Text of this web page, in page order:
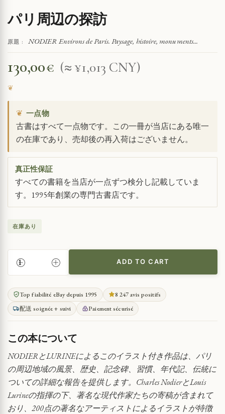
パリ周辺の探訪
原題 : NODIER Environs de Paris. Paysage, histoire, monuments...
130,00€ (≈ ¥1,013 CNY)
❦ 一点物
古書はすべて一点物です。この一冊が当店にある唯一
の在庫であり、売却後の再入荷はございません。
真正性保証
すべての書籍を当店が一点ずつ検分し記載していま
す。1995年創業の専門古書店です。
在庫あり
リ
周
辺
の
探
QUANTITY
ADD TO CART
Top fiabilité eBay depuis 1995
8 247 avis positifs
配送 soignée + suivi
Paiement sécurisé
この本について
NODIERとLURINEによるこのイラスト付き作品は、パリ
の周辺地域の風景、歴史、記念碑、習慣、年代記、伝統に
ついての詳細な報告を提供します。Charles NodierとLouis
Lurineの指揮の下、著名な現代作家たちの寄稿が含まれて
おり、200点の著名なアーティストによるイラストが特徴